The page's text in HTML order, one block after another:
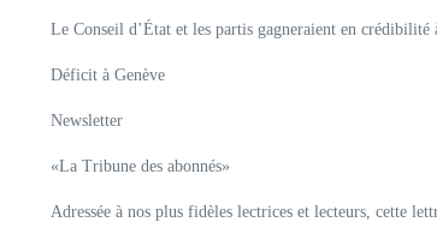
Le Conseil d’État et les partis gagneraient en
Déficit à Genève
Newsletter
«La Tribune des abonnés»
Adressée à nos plus fidèles lectrices et lecteurs, cette